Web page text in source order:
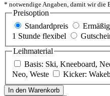
* notwendige Angaben, damit wir die
Preisoption
Standardpreis
1 Stunde flexibel
Leihmaterial
Basis: Ski, Kneeboard,
Neo, Weste
Kicker: